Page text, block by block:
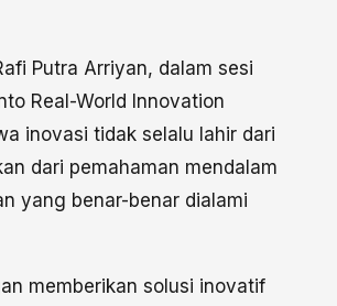
Putra Arriyan, dalam sesi
Real-World Innovation
inovasi tidak selalu lahir dari
dari pemahaman mendalam
yang benar-benar dialami
memberikan solusi inovatif